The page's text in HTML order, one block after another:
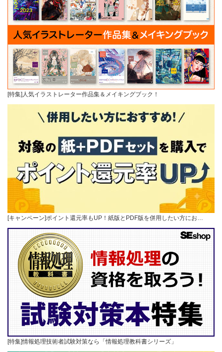
[特集]人気イラストレーター作品集＆メイキングブック！
[キャンペーン]ポイント還元率もUP！紙版とPDF版を併用したい方にお…
[特集]情報処理技術者試験対策なら「情報処理教科書シリーズ」